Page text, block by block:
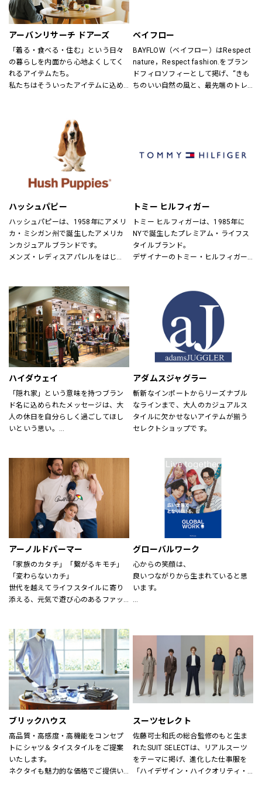
アーバンリサーチ ドアーズ
「着る・食べる・住む」という日々
の暮らしを内面から心地よくしてく
れるアイテムたち。
私たちはそういったアイテムに込め
「新しい価値観へのドア」を開く案
内役として、日々の暮らしの中で大
切なものを一緒に見つけていきたい
と考えています。
あなたらしいスタイル、あなたにと
ってのベーシックを、DOORSへ探し
ベイフロー
BAYFLOW（ベイフロー）はRespect
nature，Respect fashion.をブラン
ドフィロソフィーとして掲げ、“きも
ちのいい自然の風と、最先端のトレ
ハッシュパピー
ハッシュパピーは、1958年にアメリ
カ・ミシガン州で誕生したアメリカ
ンカジュアルブランドです。
メンズ・レディスアパレルをはじ
定期的にお得なキャンペーンも開
催！皆様のご来店を心よりお待ちし
ております！
トミー ヒルフィガー
トミー ヒルフィガーは、1985年に
NYで誕生したプレミアム・ライフス
タイルブランド。
デザイナーのトミー・ヒルフィガー
にモダンなツイストを加えた、遊び
心と上品さが特徴です。
ハイダウェイ
「隠れ家」という意味を持つブラン
ド名に込められたメッセージは、大
人の休日を自分らしく過ごしてほし
いという思い。
アダムスジャグラー
斬新なインポートからリーズナブル
なラインまで、大人のカジュアルス
タイルに欠かせないアイテムが揃う
セレクトショップです。
アーノルドパーマー
「家族のカタチ」「繋がるキモチ」
「変わらないカチ」
世代を越えてライフスタイルに寄り
添える、元気で遊び心のあるファッ
れている「アーノルド パーマー」で
す。
※イーアスつくば店ではキッズの取
扱いはございません。
グローバルワーク
心からの笑顔は、
良いつながりから生まれていると思
います。
あなたの大切な人と、もっと笑顔に
なれる服を。
心地よさや好感を大切にした
“Good Feeling Wear”で
そんなつながりを、笑顔を、つくり
続けます。
ともに生きよう
ブリックハウス
高品質・高感度・高機能をコンセプ
トにシャツ＆タイスタイルをご提案
いたします。
ネクタイも魅力的な価格でご提供い
スーツセレクト
佐藤可士和氏の総合監修のもと生ま
れたSUIT SELECTは、リアルスーツ
をテーマに掲げ、進化した仕事服を
「ハイデザイン・ハイクオリティ・